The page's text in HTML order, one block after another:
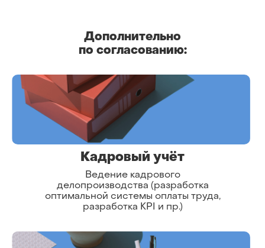
Дополнительно
по согласованию:
Кадровый учёт
Ведение кадрового
делопроизводства (разработка
оптимальной системы оплаты труда,
разработка KPI и пр.)